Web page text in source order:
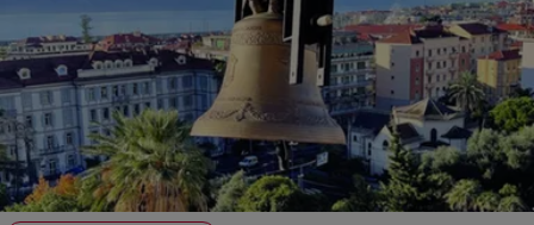
Parola
del
giorno
Santo
del
giorno